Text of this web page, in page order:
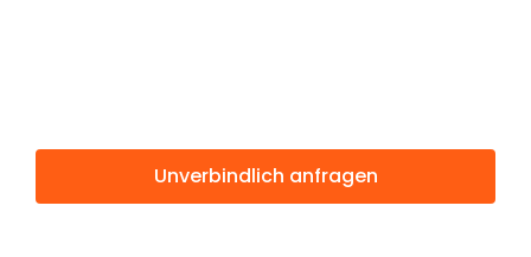
Unverbindlich anfragen